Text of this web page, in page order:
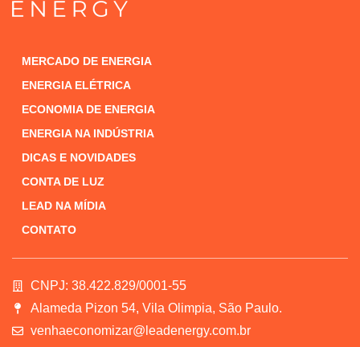
MERCADO DE ENERGIA
ENERGIA ELÉTRICA
ECONOMIA DE ENERGIA
ENERGIA NA INDÚSTRIA
DICAS E NOVIDADES
CONTA DE LUZ
LEAD NA MÍDIA
CONTATO
CNPJ: 38.422.829/0001-55
Alameda Pizon 54, Vila Olimpia, São Paulo.
venhaeconomizar@leadenergy.com.br